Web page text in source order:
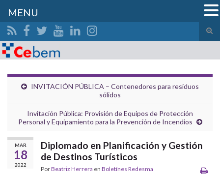
el
Search for:
INVITACIÓN PÚBLICA – Contenedores para residuos
sólidos
Invitación Pública: Provisión de Equipos de Protección
Personal y Equipamiento para la Prevención de Incendios
MAR
18
2022
Diplomado en Planificación y Gestión
de Destinos Turísticos
PorBeatriz Herrera en Boletínes Redesma
MENU